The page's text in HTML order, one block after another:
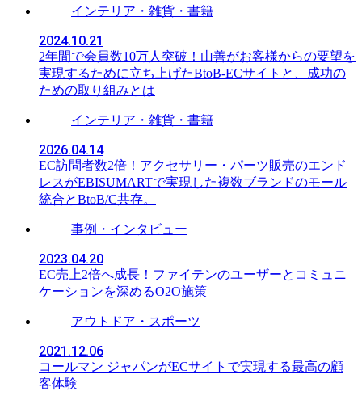
インテリア・雑貨・書籍
2024.10.21
2年間で会員数10万人突破！山善がお客様からの要望を
実現するために立ち上げたBtoB-ECサイトと、成功の
ための取り組みとは
インテリア・雑貨・書籍
2026.04.14
EC訪問者数2倍！アクセサリー・パーツ販売のエンド
レスがEBISUMARTで実現した複数ブランドのモール
統合とBtoB/C共存。
事例・インタビュー
2023.04.20
EC売上2倍へ成長！ファイテンのユーザーとコミュニ
ケーションを深めるO2O施策
アウトドア・スポーツ
2021.12.06
コールマン ジャパンがECサイトで実現する最高の顧
客体験